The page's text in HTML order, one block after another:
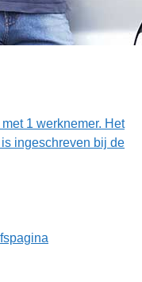
1 werknemer. Het
ingeschreven bij de